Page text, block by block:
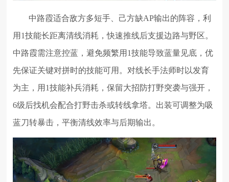
中路霞适合敌方多短手、己方缺AP输出的阵容，利
用1技能长距离清线消耗，快速推线后支援边路与野区。
中路霞需注意控蓝，避免频繁用1技能导致蓝量见底，优
先保证关键对拼时的技能可用。对线长手法师时以发育
为主，用1技能补兵消耗，保留大招防打野突袭与强开，
6级后找机会配合打野击杀或转线拿塔。出装可调整为吸
蓝刀转暴击，平衡清线效率与后期输出。